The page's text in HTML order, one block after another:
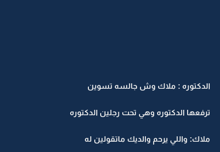
الدكتوره : ملاك وش جالسه تسوين
ترفعها الدكتوره وهي تحت رجلين الدكتوره
ملاك: واللي يرحم والديك ماتقولين له